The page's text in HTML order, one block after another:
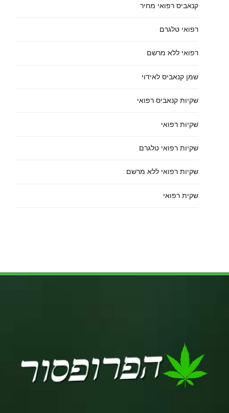
קנאביס רפואי מחיר
רפואי טלגרם
רפואי ללא מרשם
שמן קנאביס לאידוי
שקיות קנאביס רפואי
שקיות רפואי
שקיות רפואי טלגרם
שקיות רפואי ללא מרשם
שקית רפואי